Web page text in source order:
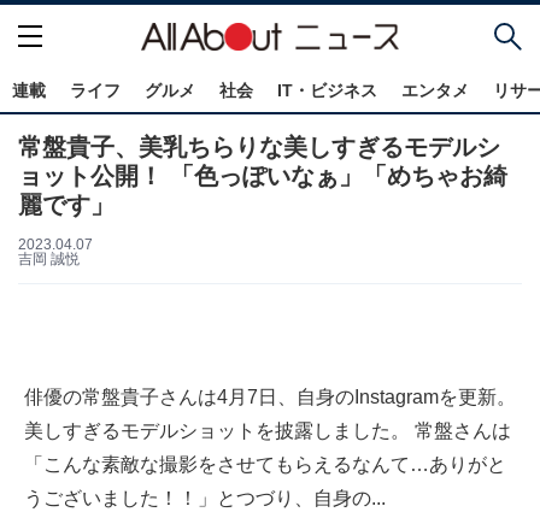
連載 ライフ グルメ 社会 IT・ビジネス エンタメ リサ
常盤貴子、美乳ちらりな美しすぎるモデルシ
ョット公開！ 「色っぽいなぁ」「めちゃお綺
麗です」
2023.04.07
吉岡 誠悦
俳優の常盤貴子さんは4月7日、自身のInstagramを更新。
美しすぎるモデルショットを披露しました。 常盤さんは
「こんな素敵な撮影をさせてもらえるなんて…ありがと
うございました！！」とつづり、自身の...